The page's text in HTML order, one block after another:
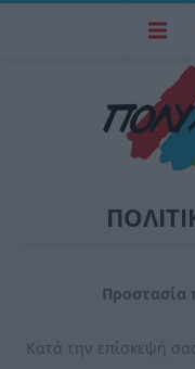
Κατά την επίσκεψή